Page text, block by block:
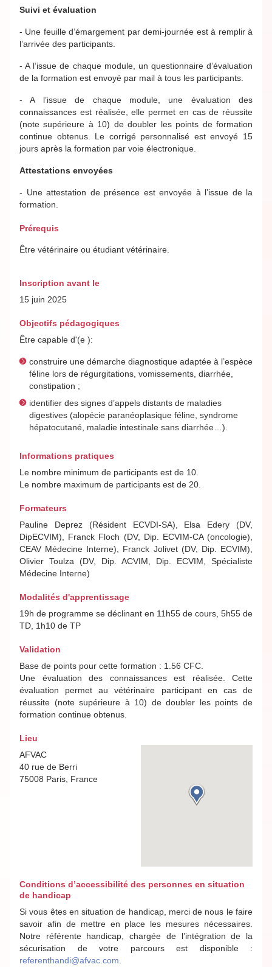
Suivi et évaluation
- Une feuille d’émargement par demi-journée est à remplir à
l’arrivée des participants.
- A l’issue de chaque module, un questionnaire d’évaluation
de la formation est envoyé par mail à tous les participants.
- A l’issue de chaque module, une évaluation des
connaissances est réalisée, elle permet en cas de réussite
(note supérieure à 10) de doubler les points de formation
continue obtenus. Le corrigé personnalisé est envoyé 15
jours après la formation par voie électronique.
Attestations envoyées
- Une attestation de présence est envoyée à l’issue de la
formation.
Prérequis
Être vétérinaire ou étudiant vétérinaire.
Inscription avant le
15 juin 2025
Objectifs pédagogiques
Être capable d'(e ):
construire une démarche diagnostique adaptée à l’espèce
féline lors de régurgitations, vomissements, diarrhée,
constipation ;
identifier des signes d’appels distants de maladies
digestives (alopécie paranéoplasique féline, syndrome
hépatocutané, maladie intestinale sans diarrhée…).
Informations pratiques
Le nombre minimum de participants est de 10.
Le nombre maximum de participants est de 20.
Formateurs
Pauline Deprez (Résident ECVDI-SA), Elsa Edery (DV,
DipECVIM), Franck Floch (DV, Dip. ECVIM-CA (oncologie),
CEAV Médecine Interne), Franck Jolivet (DV, Dip. ECVIM),
Olivier Toulza (DV, Dip. ACVIM, Dip. ECVIM, Spécialiste
Médecine Interne)
Modalités d'apprentissage
19h de programme se déclinant en 11h55 de cours, 5h55 de
TD, 1h10 de TP
Validation
Base de points pour cette formation : 1.56 CFC.
Une évaluation des connaissances est réalisée. Cette
évaluation permet au vétérinaire participant en cas de
réussite (note supérieure à 10) de doubler les points de
formation continue obtenus.
Lieu
AFVAC
40 rue de Berri
75008 Paris, France
Conditions d’accessibilité des personnes en situation
de handicap
Si vous êtes en situation de handicap, merci de nous le faire
savoir afin de mettre en place les mesures nécessaires.
Notre référente handicap, chargée de l’intégration de la
sécurisation de votre parcours est disponible :
referenthandi@afvac.com